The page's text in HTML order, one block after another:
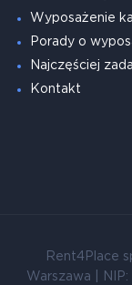
Wyposażenie
Porady o
Najczęściej
Kontakt
Rent4Place
Warszawa |